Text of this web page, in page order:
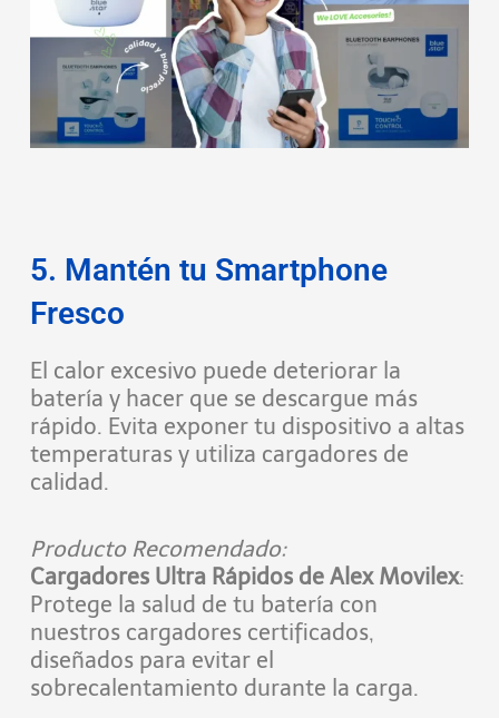
5. Mantén tu Smartphone
Fresco
El calor excesivo puede deteriorar la
batería y hacer que se descargue más
rápido. Evita exponer tu dispositivo a altas
temperaturas y utiliza cargadores de
calidad.
Producto Recomendado:
Cargadores Ultra Rápidos de Alex Movilex:
Protege la salud de tu batería con
nuestros cargadores certificados,
diseñados para evitar el
sobrecalentamiento durante la carga.